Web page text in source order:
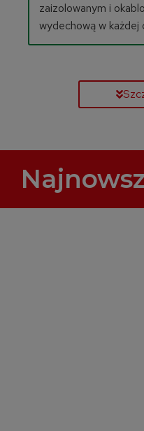
zaizolowanym i
wydechową w każdej